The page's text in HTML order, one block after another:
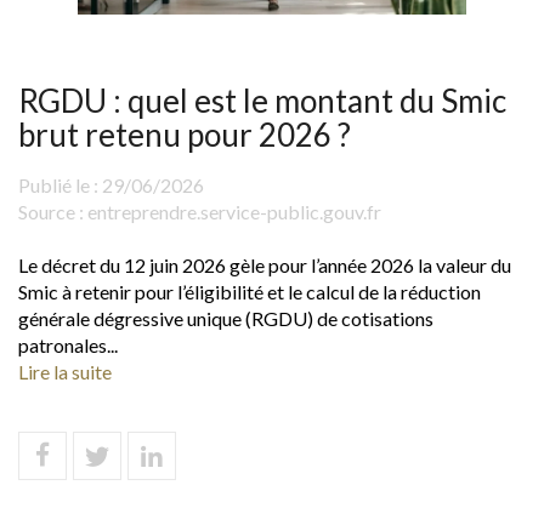
RGDU : quel est le montant du Smic
brut retenu pour 2026 ?
Publié le : 29/06/2026
Source : entreprendre.service-public.gouv.fr
Le décret du 12 juin 2026 gèle pour l’année 2026 la valeur du
Smic à retenir pour l’éligibilité et le calcul de la réduction
générale dégressive unique (RGDU) de cotisations
patronales...
Lire la suite